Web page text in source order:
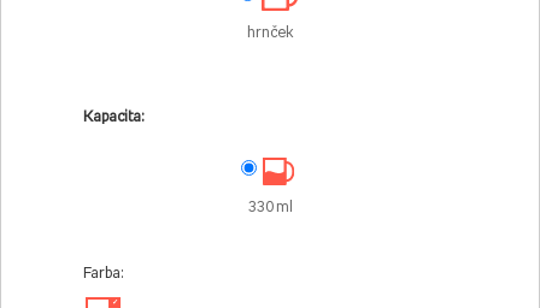
hrnček
Kapacita:
330 ml
Farba:
✓